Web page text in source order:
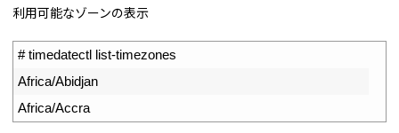
利用可能なゾーンの表示
# timedatectl list-timezones
Africa/Abidjan
Africa/Accra